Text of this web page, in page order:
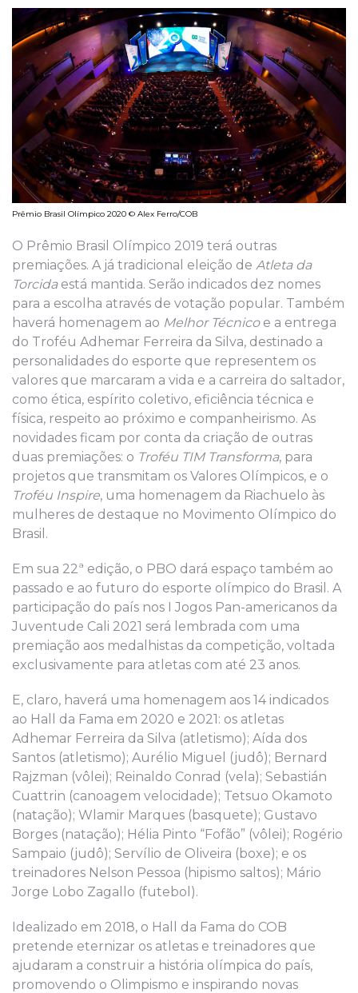
Prêmio Brasil Olímpico 2020 © Alex Ferro/COB
O Prêmio Brasil Olímpico 2019 terá outras
premiações. A já tradicional eleição de Atleta da
Torcida está mantida. Serão indicados dez nomes
para a escolha através de votação popular. Também
haverá homenagem ao Melhor Técnicoe a entrega
do Troféu Adhemar Ferreira da Silva, destinado a
personalidades do esporte que representem os
valores que marcaram a vida e a carreira do saltador,
como ética, espírito coletivo, eficiência técnica e
física, respeito ao próximo e companheirismo. As
novidades ficam por conta da criação de outras
duas premiações: o Troféu TIM Transforma, para
projetos que transmitam os Valores Olímpicos, e o
Troféu Inspire, uma homenagem da Riachuelo às
mulheres de destaque no Movimento Olímpico do
Brasil.
Em sua 22ª edição, o PBO dará espaço também ao
passado e ao futuro do esporte olímpico do Brasil. A
participação do país nos I Jogos Pan-americanos da
Juventude Cali 2021 será lembrada com uma
premiação aos medalhistas da competição, voltada
exclusivamente para atletas com até 23 anos.
E, claro, haverá uma homenagem aos 14 indicados
ao Hall da Fama em 2020 e 2021: os atletas
Adhemar Ferreira da Silva (atletismo); Aída dos
Santos (atletismo); Aurélio Miguel (judô); Bernard
Rajzman (vôlei); Reinaldo Conrad (vela); Sebastián
Cuattrin (canoagem velocidade); Tetsuo Okamoto
(natação); Wlamir Marques (basquete); Gustavo
Borges (natação); Hélia Pinto “Fofão” (vôlei); Rogério
Sampaio (judô); Servílio de Oliveira (boxe); e os
treinadores Nelson Pessoa (hipismo saltos); Mário
Jorge Lobo Zagallo (futebol).
Idealizado em 2018, o Hall da Fama do COB
pretende eternizar os atletas e treinadores que
ajudaram a construir a história olímpica do país,
promovendo o Olimpismo e inspirando novas